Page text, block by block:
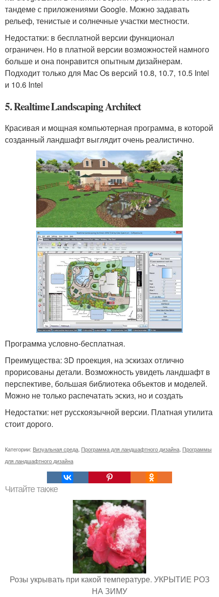
тандеме с приложениями Google. Можно задавать
рельеф, тенистые и солнечные участки местности.
Недостатки: в бесплатной версии функционал
ограничен. Но в платной версии возможностей намного
больше и она понравится опытным дизайнерам.
Подходит только для Mac Os версий 10.8, 10.7, 10.5 Intel
и 10.6 Intel
5. Realtime Landscaping Architect
Красивая и мощная компьютерная программа, в которой
созданный ландшафт выглядит очень реалистично.
Программа условно-бесплатная.
Преимущества: 3D проекция, на эскизах отлично
прорисованы детали. Возможность увидеть ландшафт в
перспективе, большая библиотека объектов и моделей.
Можно не только распечатать эскиз, но и создать
Недостатки: нет русскоязычной версии. Платная утилита
стоит дорого.
Категории: Визуальная среда Программа для ландшафтного дизайна Программы
для ландшафтного дизайна
Читайте также
Розы укрывать при какой температуре. УКРЫТИЕ РОЗ
НА ЗИМУ